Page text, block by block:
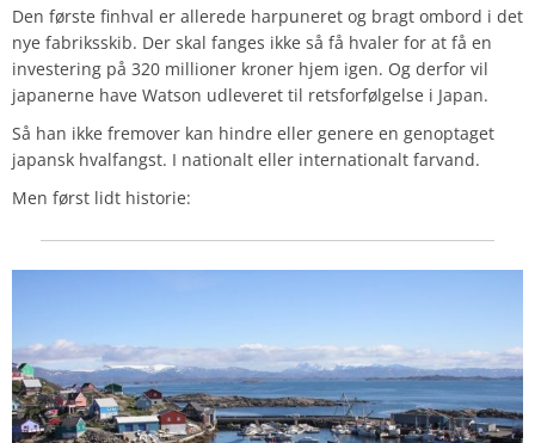
Den første finhval er allerede harpuneret og bragt ombord i det
nye fabriksskib. Der skal fanges ikke så få hvaler for at få en
investering på 320 millioner kroner hjem igen. Og derfor vil
japanerne have Watson udleveret til retsforfølgelse i Japan.
Så han ikke fremover kan hindre eller genere en genoptaget
japansk hvalfangst. I nationalt eller internationalt farvand.
Men først lidt historie: